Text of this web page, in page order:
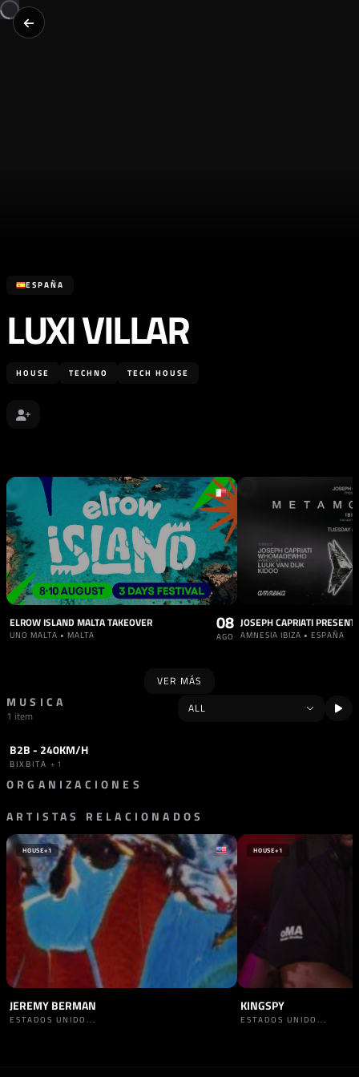
ESPAÑA
LUXI VILLAR
HOUSE TECHNO TECH HOUSE
ELROW ISLAND MALTA TAKEOVER
UNO MALTA • MALTA
08
AGO AMNESIA IBIZA • ESPAÑA
VER MÁS
MUSICA
1 item
SET TECHNO+1
B2B - 240KM/H
BIXBITA +1
ORGANIZACIONES
SELLO
240 KM/H
ALEMANIA
ARTISTAS RELACIONADOS
HOUSE+1
JEREMY BERMAN
ESTADOS UNIDO...
HOUSE+1
KINGSPY
ESTADOS UNIDO...